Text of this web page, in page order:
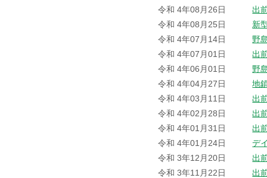
令和 4年08月26日
出
令和 4年08月25日
新
令和 4年07月14日
野
令和 4年07月01日
出
令和 4年06月01日
野
令和 4年04月27日
地
令和 4年03月11日
出
令和 4年02月28日
出
令和 4年01月31日
出
令和 4年01月24日
デ
令和 3年12月20日
出
令和 3年11月22日
出